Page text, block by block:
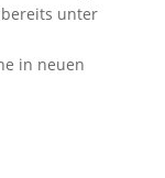
unter
in neuen